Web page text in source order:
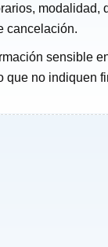
modalidad,
cancelación.
sensible
que no indiquen